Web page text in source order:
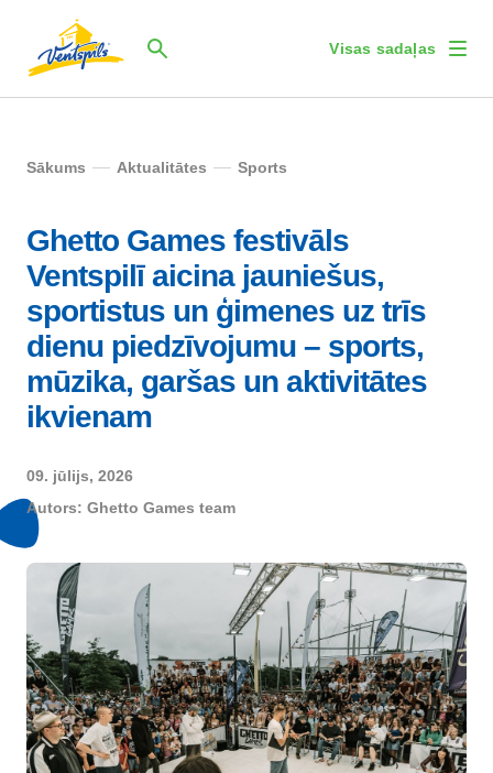
Visas sadaļas
Sākums Aktualitātes Sports
Ghetto Games festivāls
Ventspilī aicina jauniešus,
sportistus un ģimenes uz trīs
dienu piedzīvojumu – sports,
mūzika, garšas un aktivitātes
ikvienam
09. jūlijs, 2026
Autors: Ghetto Games team